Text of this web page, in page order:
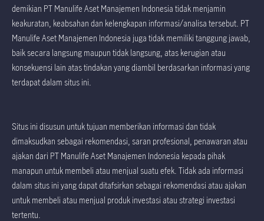
demikian PT Manulife Aset Manajemen Indonesia tidak menjamin
keakuratan, keabsahan dan kelengkapan informasi/analisa tersebut. PT
Manulife Aset Manajemen Indonesia juga tidak memiliki tanggung jawab,
baik secara langsung maupun tidak langsung, atas kerugian atau
konsekuensi lain atas tindakan yang diambil berdasarkan informasi yang
terdapat dalam situs ini.
Situs ini disusun untuk tujuan memberikan informasi dan tidak
dimaksudkan sebagai rekomendasi, saran profesional, penawaran atau
ajakan dari PT Manulife Aset Manajemen Indonesia kepada pihak
manapun untuk membeli atau menjual suatu efek. Tidak ada informasi
dalam situs ini yang dapat ditafsirkan sebagai rekomendasi atau ajakan
untuk membeli atau menjual produk investasi atau strategi investasi
tertentu.